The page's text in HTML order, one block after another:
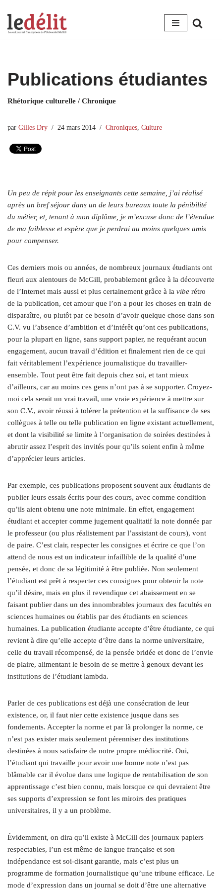
Aller
Publications étudiantes
Rhétorique culturelle / Chronique
par Gilles Dry 24 mars 2014 Chroniques Culture
Un peu de répit pour les enseignants cette semaine, j’ai réalisé
après un bref séjour dans un de leurs bureaux toute la pénibilité
du métier, et, tenant à mon diplôme, je m’excuse donc de l’étendue
de ma faiblesse et espère que je perdrai au moins quelques amis
pour compenser.
Ces derniers mois ou années, de nombreux journaux étudiants ont
fleuri aux alentours de McGill, probablement grâce à la découverte
de l’Internet mais aussi et plus certainement grâce à la vibe rétro
de la publication, cet amour que l’on a pour les choses en train de
disparaître, ou plutôt par ce besoin d’avoir quelque chose dans son
C.V. vu l’absence d’ambition et d’intérêt qu’ont ces publications,
pour la plupart en ligne, sans support papier, ne requérant aucun
engagement, aucun travail d’édition et finalement rien de ce qui
fait véritablement l’expérience journalistique du travailler-
ensemble. Tout peut être fait depuis chez soi, et tant mieux
d’ailleurs, car au moins ces gens n’ont pas à se supporter. Croyez-
moi cela serait un vrai travail, une vraie expérience à mettre sur
son C.V., avoir réussi à tolérer la prétention et la suffisance de ses
collègues à telle ou telle publication en ligne existant actuellement,
et dont la visibilité se limite à l’organisation de soirées destinées à
abrutir assez l’esprit des invités pour qu’ils soient enfin à même
d’apprécier leurs articles.
Par exemple, ces publications proposent souvent aux étudiants de
publier leurs essais écrits pour des cours, avec comme condition
qu’ils aient obtenu une note minimale. En effet, engagement
étudiant et accepter comme jugement qualitatif la note donnée par
le professeur (ou plus réalistement par l’assistant de cours), vont
de paire. C’est clair, respecter les consignes et écrire ce que l’on
attend de nous est un indicateur infaillible de la qualité d’une
pensée, et donc de sa légitimité à être publiée. Non seulement
l’étudiant est prêt à respecter ces consignes pour obtenir la note
qu’il désire, mais en plus il revendique cet abaissement en se
faisant publier dans un des innombrables journaux des facultés en
sciences humaines ou établis par des étudiants en sciences
humaines. La publication étudiante accepte d’être étudiante, ce qui
revient à dire qu’elle accepte d’être dans la norme universitaire,
celle du travail récompensé, de la pensée bridée et donc de l’envie
de plaire, alimentant le besoin de se mettre à genoux devant les
institutions de l’étudiant lambda.
Parler de ces publications est déjà une consécration de leur
existence, or, il faut nier cette existence jusque dans ses
fondements. Accepter la norme et par là prolonger la norme, ce
n’est pas exister mais seulement pérenniser des institutions
destinées à nous satisfaire de notre propre médiocrité. Oui,
l’étudiant qui travaille pour avoir une bonne note n’est pas
blâmable car il évolue dans une logique de rentabilisation de son
apprentissage c’est bien connu, mais lorsque ce qui devraient être
ses supports d’expression se font les miroirs des pratiques
universitaires, il y a un problème.
Évidemment, on dira qu’il existe à McGill des journaux papiers
respectables, l’un est même de langue française et son
indépendance est soi-disant garantie, mais c’est plus un
programme de formation journalistique qu’une tribune efficace. Le
mode d’expression dans un journal se doit d’être une alternative